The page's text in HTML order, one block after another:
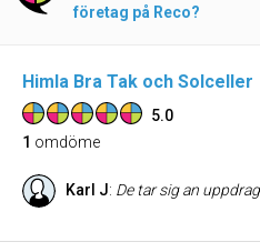
företag på Reco?
Himla Bra Tak och Solceller
5.0
1 omdöme
Karl J: De tar sig an uppdrag snabbt, erbjuder prisvärda tjänster, utför arbetet på